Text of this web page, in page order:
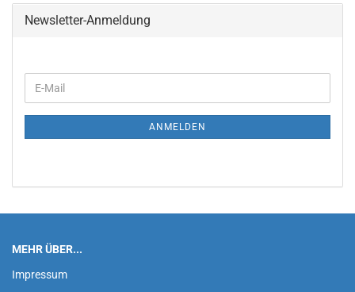
Newsletter-Anmeldung
ZUR
E-
Mail
ANMELDEN
MEHR ÜBER...
Impressum